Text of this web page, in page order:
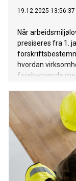
19.12.2025 13:56:37
Når
presiseres fra 1.
hvordan
forebyggende